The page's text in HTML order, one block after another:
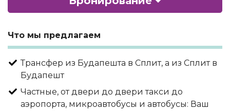
Что мы предлагаем
Трансфер из Будапешта в Сплит, а из Сплит в
Будапешт
Частные, от двери до двери такси до
аэропорта, микроавтобусы и автобусы: Ваш